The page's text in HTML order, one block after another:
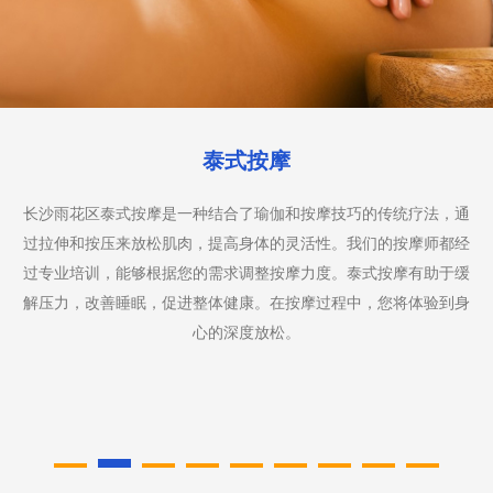
足底按摩
长沙雨花区足底按摩是一种专注于脚部的按摩疗法，通过刺激脚部
的穴位来促进全身的健康。我们的足底按摩师使用特定的手法和压
力点，帮助缓解脚部疲劳，改善血液循环，减轻头痛和压力。足底
按摩也被认为是一种放松和恢复活力的有效方式。